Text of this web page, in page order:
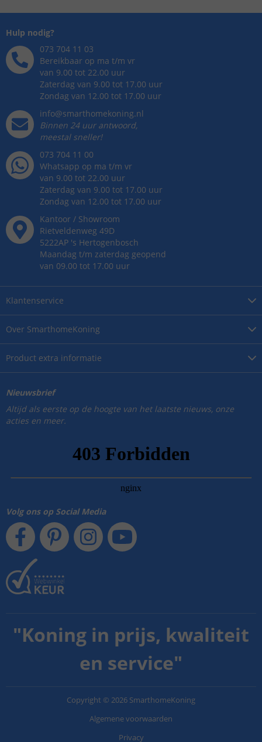
Over SmarthomeKoning
Product extra informatie
Klantenservice
Hulp nodig?
073 704 11 03
Bereikbaar op ma t/m vr
van 9.00 tot 22.00 uur
Zaterdag van 9.00 tot 17.00 uur
Zondag van 12.00 tot 17.00 uur
info@smarthomekoning.nl
Binnen 24 uur antwoord,
meestal sneller!
073 704 11 00
Whatsapp op ma t/m vr
van 9.00 tot 22.00 uur
Zaterdag van 9.00 tot 17.00 uur
Zondag van 12.00 tot 17.00 uur
Kantoor / Showroom
Rietveldenweg 49D
5222AP 's Hertogenbosch
Maandag t/m zaterdag geopend
van 09.00 tot 17.00 uur
Nieuwsbrief
Altijd als eerste op de hoogte van het laatste nieuws, onze
acties en meer.
Volg ons op Social Media
"Koning in prijs, kwaliteit
en service"
Copyright © 2026 SmarthomeKoning
Algemene voorwaarden
Privacy